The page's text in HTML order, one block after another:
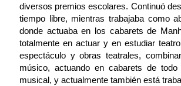
diversos premios escolares. Continuó
tiempo libre, mientras trabajaba como
donde actuaba en los cabarets de
totalmente en actuar y en estudiar
espectáculo y obras teatrales,
músico, actuando en cabarets de
musical, y actualmente también está